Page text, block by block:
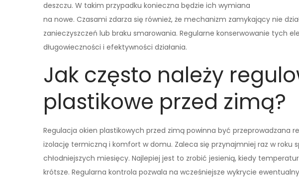
deszczu. W takim przypadku konieczna będzie ich wymiana
na nowe. Czasami zdarza się również, że mechanizm zamykający nie
zanieczyszczeń lub braku smarowania. Regularne konserwowanie tych
długowieczności i efektywności działania.
Jak często należy
plastikowe przed zimą?
Regulacja okien plastikowych przed zimą powinna być przeprowadzana
izolację termiczną i komfort w domu. Zaleca się przynajmniej raz w roku
chłodniejszych miesięcy. Najlepiej jest to zrobić jesienią, kiedy
krótsze. Regularna kontrola pozwala na wcześniejsze wykrycie